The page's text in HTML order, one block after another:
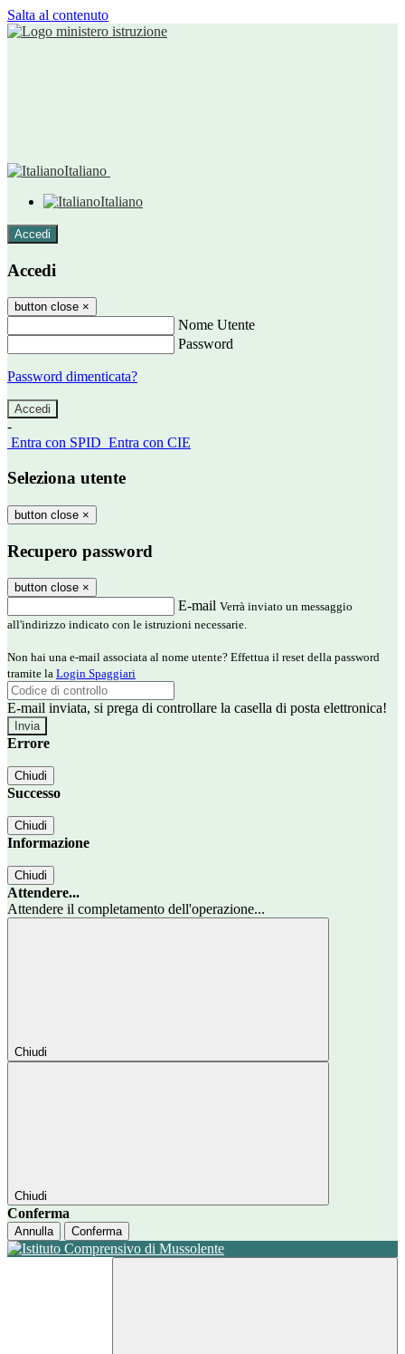
Salta al contenuto
Italiano
Italiano
Accedi
Accedi
button close ×
Nome Utente
Password
Password dimenticata?
-
Entra con SPID Entra con CIE
Seleziona utente
button close ×
Recupero password
button close ×
E-mail Verrà inviato un messaggio
all'indirizzo indicato con le istruzioni necessarie.
Non hai una e-mail associata al nome utente? Effettua il reset della password
tramite la Login Spaggiari
E-mail inviata, si prega di controllare la casella di posta elettronica!
Errore
Chiudi
Successo
Chiudi
Informazione
Chiudi
Attendere...
Attendere il completamento dell'operazione...
Chiudi
Chiudi
Conferma
Annulla Conferma